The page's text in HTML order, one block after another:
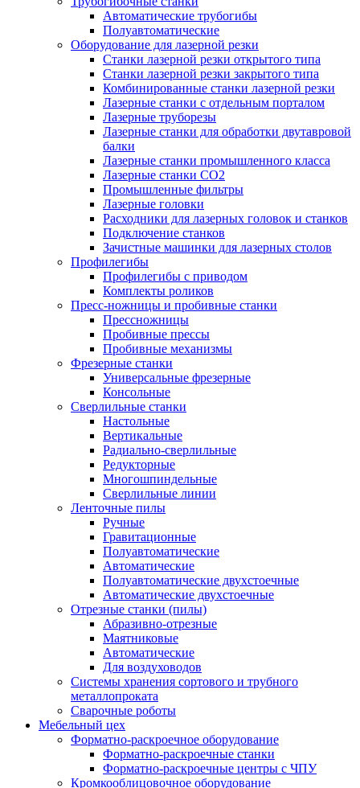
Автоматические трубогибы
Полуавтоматические
Оборудование для лазерной резки
Станки лазерной резки открытого типа
Станки лазерной резки закрытого типа
Комбинированные станки лазерной резки
Лазерные станки с отдельным порталом
Лазерные труборезы
Лазерные станки для обработки двутавровой
балки
Лазерные станки промышленного класса
Лазерные станки CO2
Промышленные фильтры
Лазерные головки
Расходники для лазерных головок и станков
Подключение станков
Зачистные машинки для лазерных столов
Профилегибы
Профилегибы с приводом
Комплекты роликов
Пресс-ножницы и пробивные станки
Прессножницы
Пробивные прессы
Пробивные механизмы
Фрезерные станки
Универсальные фрезерные
Консольные
Сверлильные станки
Настольные
Вертикальные
Радиально-сверлильные
Редукторные
Многошпиндельные
Сверлильные линии
Ленточные пилы
Ручные
Гравитационные
Полуавтоматические
Автоматические
Полуавтоматические двухстоечные
Автоматические двухстоечные
Отрезные станки (пилы)
Абразивно-отрезные
Маятниковые
Автоматические
Для воздуховодов
Системы хранения сортового и трубного
металлопроката
Сварочные роботы
Мебельный цех
Форматно-раскроечное оборудование
Форматно-раскроечные станки
Форматно-раскроечные центры с ЧПУ
Кромкооблицовочное оборудование